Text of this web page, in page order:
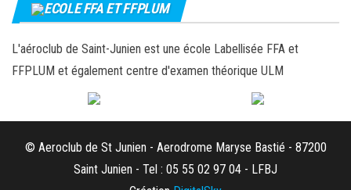
ECOLE FFA ET FFPLUM
L'aéroclub de Saint-Junien est une école Labellisée FFA et
FFPLUM et également centre d'examen théorique ULM
© Aeroclub de St Junien - Aerodrome Maryse Bastié - 87200
Saint Junien - Tel : 05 55 02 97 04 - LFBJ